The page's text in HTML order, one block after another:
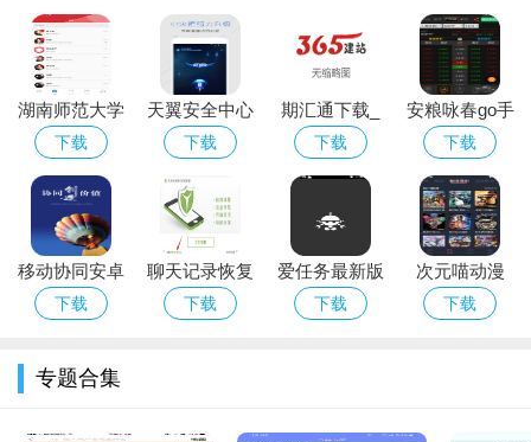
2.多种阅读模式：支持日间/夜间模式切换，字体大小、背景
颜色等多种阅读偏好设置，满足不同场景下的阅读需求。
3.作品更新提醒：对于追更的读者，App提供作品更新提醒服
务，及时了解喜欢作品的最新动态，不错过每一个精彩瞬间。
软件优势
晋江小说软件App最大的优势在于其拥有强大且活跃的原创作
者社区，这保证了平台内容的高质量与多样性。在用户体验方
面，晋江小说软件App持续优化其功能和界面设计，力图为用户
大地提升了用户的粘性，建立了一个积极向上的阅读社区。
湖南师范大学
手机版下载_
湖南师范大学
安卓版下载
下载
天翼安全中心
手机版下载_
安卓版下载
下载
期汇通下载_
期汇通安卓版
下载
下载
安粮咏春go手
机版下载_安
粮咏春go安卓
版下载
下载
移动协同安卓
版下载_移动
载
下载
聊天记录恢复
助手手机版下
下载
爱任务最新版
app下载_爱任
下载
次元喵动漫
app官方下载
下载
专题合集